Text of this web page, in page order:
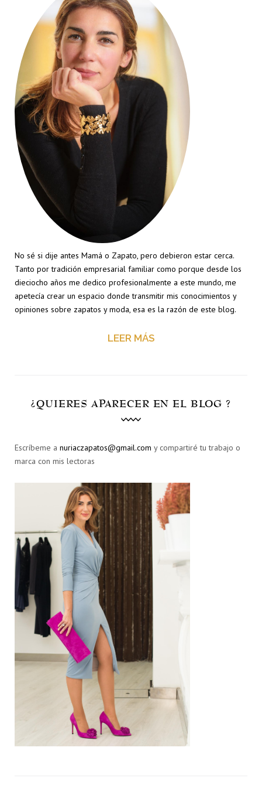
No sé si dije antes Mamá o Zapato, pero debieron estar cerca.
Tanto por tradición empresarial familiar como porque desde los
dieciocho años me dedico profesionalmente a este mundo, me
apetecía crear un espacio donde transmitir mis conocimientos y
opiniones sobre zapatos y moda, esa es la razón de este blog.
LEER MÁS
¿QUIERES APARECER EN EL BLOG ?
Escríbeme a nuriaczapatos@gmail.com y compartiré tu trabajo o
marca con mis lectoras